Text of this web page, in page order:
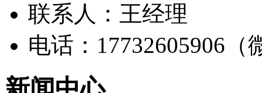
联系人：王经理
电话：17732605906（